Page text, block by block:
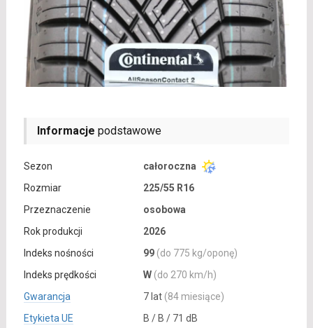
Informacje podstawowe
Sezon
całoroczna
Rozmiar
225/55 R16
Przeznaczenie
osobowa
Rok produkcji
2026
Indeks nośności
99 (do 775 kg/oponę)
Indeks prędkości
W (do 270 km/h)
Gwarancja
7 lat (84 miesiące)
Etykieta UE
B / B / 71 dB